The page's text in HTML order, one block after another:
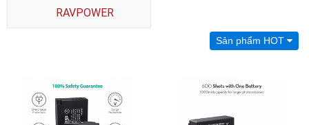
RAVPOWER
Sản phẩm HOT